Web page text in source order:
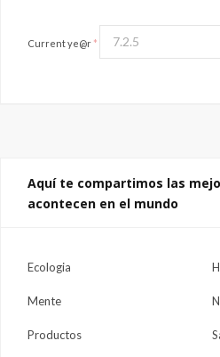
Current ye@r *
Aquí te compartimos las
acontecen en el mundo
Ecologia
Mente
Productos